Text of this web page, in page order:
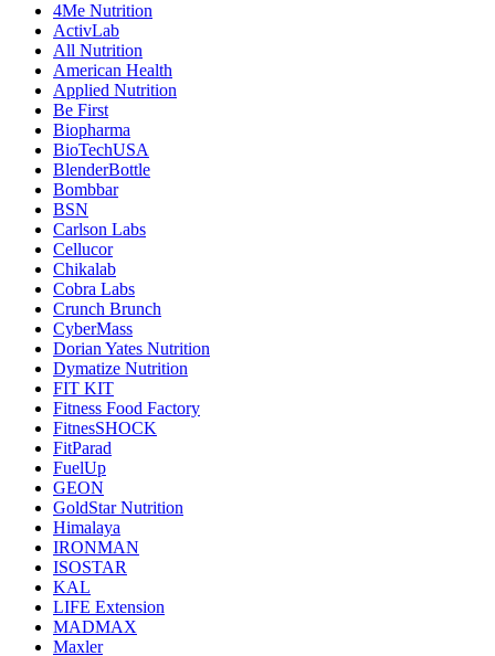
4Me Nutrition
ActivLab
All Nutrition
American Health
Applied Nutrition
Be First
Biopharma
BioTechUSA
BlenderBottle
Bombbar
BSN
Carlson Labs
Cellucor
Chikalab
Cobra Labs
Crunch Brunch
CyberMass
Dorian Yates Nutrition
Dymatize Nutrition
FIT KIT
Fitness Food Factory
FitnesSHOCK
FitParad
FuelUp
GEON
GoldStar Nutrition
Himalaya
IRONMAN
ISOSTAR
KAL
LIFE Extension
MADMAX
Maxler